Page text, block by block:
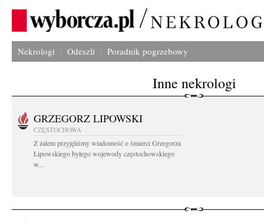
Nekrologi Odeszli Poradnik pogrzebowy
Inne nekrologi
GRZEGORZ LIPOWSKI
CZĘSTOCHOWA
Z żalem przyjęliśmy wiadomość o śmierci Grzegorza
Lipowskiego byłego wojewody częstochowskiego
w...